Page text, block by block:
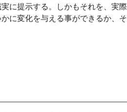
に提示する。しかもそれを、実
に変化を与える事ができるか、